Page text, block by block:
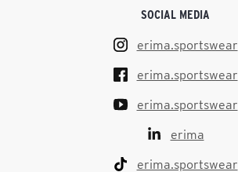
SOCIAL MEDIA
erima.sportswear
erima.sportswear
erima.sportswear
erima
erima.sportswear